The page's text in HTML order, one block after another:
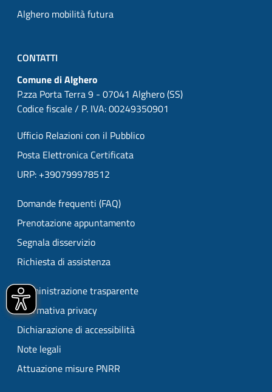
Alghero mobilità futura
CONTATTI
Comune di Alghero
P.zza Porta Terra 9 - 07041 Alghero (SS)
Codice fiscale / P. IVA: 00249350901
Ufficio Relazioni con il Pubblico
Posta Elettronica Certificata
URP: +390799978512
Domande frequenti (FAQ)
Prenotazione appuntamento
Segnala disservizio
Richiesta di assistenza
Amministrazione trasparente
Informativa privacy
Dichiarazione di accessibilità
Note legali
Attuazione misure PNRR